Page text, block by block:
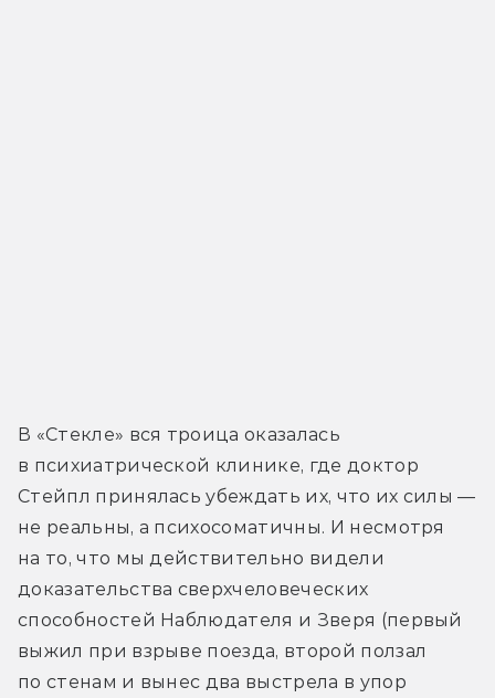
В «Стекле» вся троица оказалась
в психиатрической клинике, где доктор
Стейпл принялась убеждать их, что их силы —
не реальны, а психосоматичны. И несмотря
на то, что мы действительно видели
доказательства сверхчеловеческих
способностей Наблюдателя и Зверя (первый
выжил при взрыве поезда, второй ползал
по стенам и вынес два выстрела в упор